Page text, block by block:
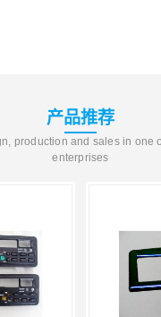
产品推荐
production and sales in one
enterprises